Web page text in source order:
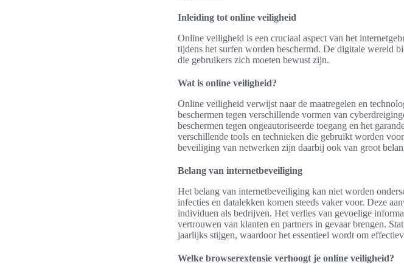
Inleiding tot online veiligheid
Online veiligheid is een cruciaal aspect van het
tijdens het surfen worden beschermd. De digitale wereld
die gebruikers zich moeten bewust zijn.
Wat is online veiligheid?
Online veiligheid verwijst naar de maatregelen en
beschermen tegen verschillende vormen van
beschermen tegen ongeautoriseerde toegang en het
verschillende tools en technieken die gebruikt worden
beveiliging van netwerken zijn daarbij ook van groot
Belang van internetbeveiliging
Het belang van internetbeveiliging kan niet worden
infecties en datalekken komen steeds vaker voor. Deze
individuen als bedrijven. Het verlies van gevoelige
vertrouwen van klanten en partners in gevaar brengen.
jaarlijks stijgen, waardoor het essentieel wordt om
Welke browserextensie verhoogt je online veiligheid?